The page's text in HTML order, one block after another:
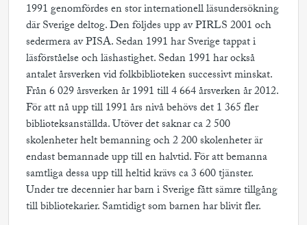
1991 genomfördes en stor internationell läsundersökning
där Sverige deltog. Den följdes upp av PIRLS 2001 och
sedermera av PISA. Sedan 1991 har Sverige tappat i
läsförståelse och läshastighet. Sedan 1991 har också
antalet årsverken vid folkbiblioteken successivt minskat.
Från 6 029 årsverken år 1991 till 4 664 årsverken år 2012.
För att nå upp till 1991 års nivå behövs det 1 365 fler
biblioteksanställda. Utöver det saknar ca 2 500
skolenheter helt bemanning och 2 200 skolenheter är
endast bemannade upp till en halvtid. För att bemanna
samtliga dessa upp till heltid krävs ca 3 600 tjänster.
Under tre decennier har barn i Sverige fått sämre tillgång
till bibliotekarier. Samtidigt som barnen har blivit fler.